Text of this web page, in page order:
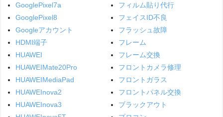
GooglePixel7a
GooglePixel8
Googleアカウント
HDMI端子
HUAWEI
HUAWEIMate20Pro
HUAWEIMediaPad
HUAWEInova2
HUAWEInova3
フィルム貼り代行
フェイスID不良
フラッシュ故障
フレーム
フレーム交換
フロントカメラ修理
フロントガラス
フロントパネル交換
ブラックアウト